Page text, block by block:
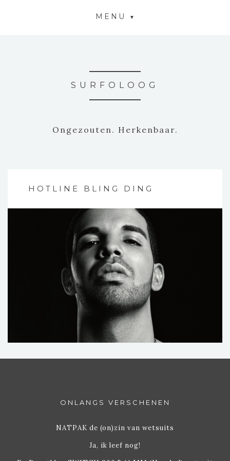
MENU
SURFOLOOG
Ongezouten. Herkenbaar.
HOTLINE BLING DING
ONLANGS VERSCHENEN
NATPAK de (on)zin van wetsuits
Ja, ik leef nog!